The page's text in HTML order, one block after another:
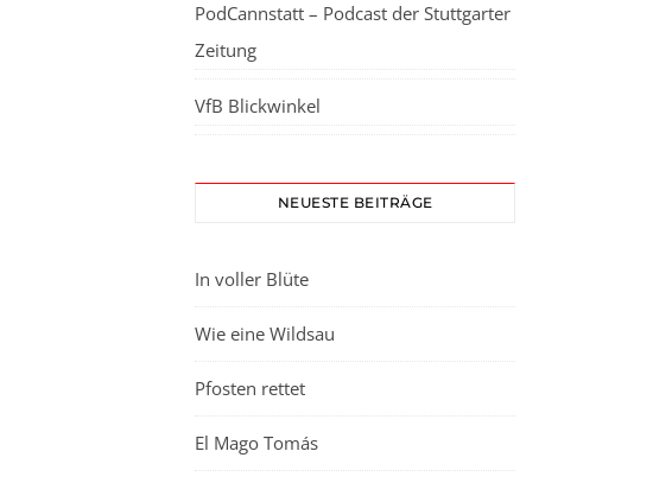
PodCannstatt – Podcast der Stuttgarter
Zeitung
VfB Blickwinkel
NEUESTE BEITRÄGE
In voller Blüte
Wie eine Wildsau
Pfosten rettet
El Mago Tomás